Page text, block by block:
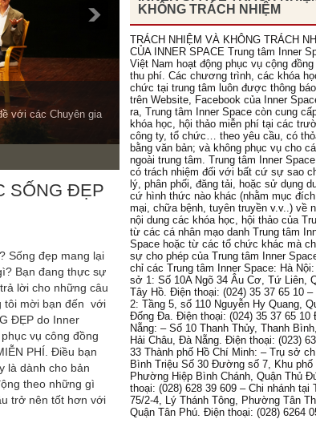
với các Chuyên gia
SỐNG ĐẸP
Sống đẹp mang lại
Bạn đang thực sự
lời cho những câu
tôi mời bạn đến với
ĐẸP do Inner
vụ công đồng
PHÍ. Điều bạn
là dành cho bản
theo những gì
trở nên tốt hơn với
KHÔNG TRÁCH NHIỆM
TRÁCH NHIỆM VÀ KHÔNG TRÁCH
CỦA INNER SPACE Trung tâm Inner
Việt Nam hoạt động phục vụ cộng đồng
thu phí. Các chương trình, các khóa
chức tại trung tâm luôn được thông
trên Website, Facebook của Inner
ra, Trung tâm Inner Space còn cung
khóa học, hội thảo miễn phí tại các
công ty, tổ chức… theo yêu cầu, có
bằng văn bản; và không phục vụ cho
ngoài trung tâm. Trung tâm Inner
có trách nhiệm đối với bất cứ sự sao
lý, phân phối, đăng tải, hoặc sử dụng
cứ hình thức nào khác (nhằm mục
mại, chữa bệnh, tuyên truyền v.v..) về
nội dung các khóa học, hội thảo của
từ các cá nhân mạo danh Trung tâm
Space hoặc từ các tổ chức khác mà
sự cho phép của Trung tâm Inner
chỉ các Trung tâm Inner Space: Hà
sở 1: Số 10A Ngõ 34 Âu Cơ, Tứ Liên,
Tây Hồ. Điện thoại: (024) 35 37 65 10
2: Tầng 5, số 110 Nguyễn Hy Quang,
Đống Đa. Điện thoại: (024) 35 37 65 10
Nẵng: – Số 10 Thanh Thủy, Thanh
Hải Châu, Đà Nẵng. Điện thoại: (023)
33 Thành phố Hồ Chí Minh: – Trụ sở
Bình Triệu Số 30 Đường số 7, Khu phố
Phường Hiệp Bình Chánh, Quận Thủ
thoại: (028) 628 39 609 – Chi nhánh tại
75/2-4, Lý Thánh Tông, Phường Tân
Quận Tân Phú. Điện thoại: (028) 6264